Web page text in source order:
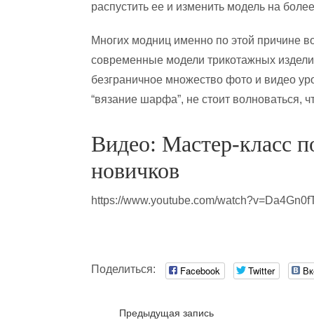
распустить ее и изменить модель на
Многих модниц именно по этой причине
современные модели трикотажных
безграничное множество фото и видео
“вязание шарфа”, не стоит волноваться,
Видео: Мастер-класс
новичков
https://www.youtube.com/
Поделиться: Facebook Twitter
Предыдущая запись